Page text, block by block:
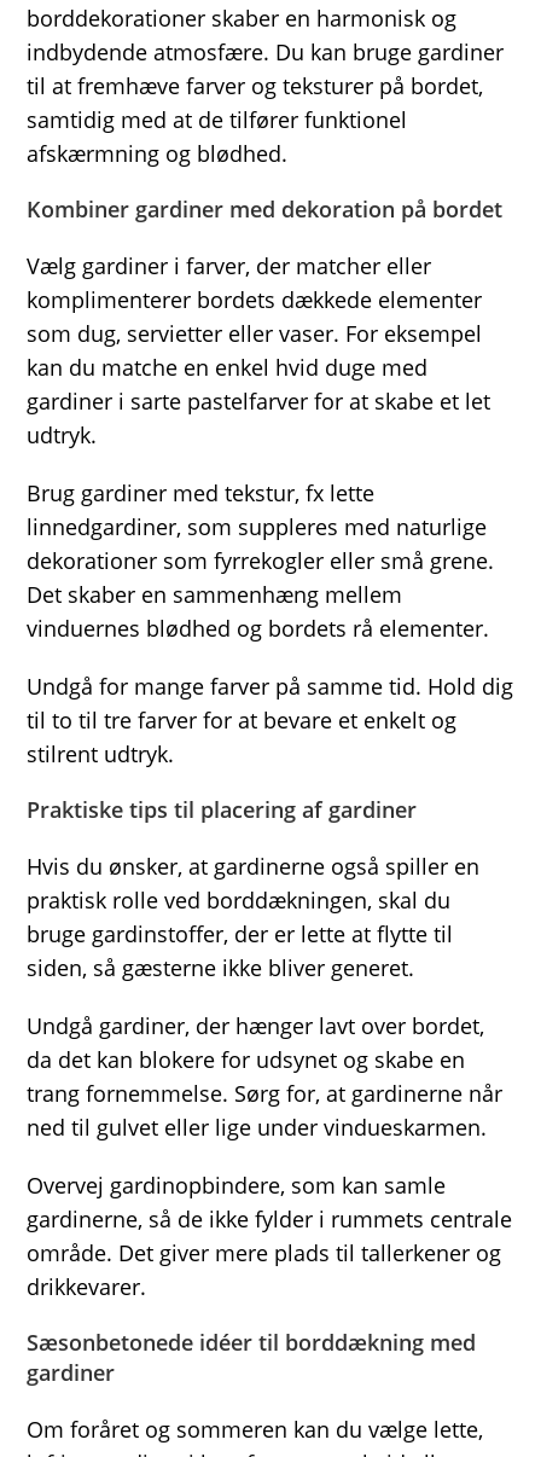
borddekorationer skaber en harmonisk og
indbydende atmosfære. Du kan bruge gardiner
til at fremhæve farver og teksturer på bordet,
samtidig med at de tilfører funktionel
afskærmning og blødhed.
Kombiner gardiner med dekoration på bordet
Vælg gardiner i farver, der matcher eller
komplimenterer bordets dækkede elementer
som dug, servietter eller vaser. For eksempel
kan du matche en enkel hvid duge med
gardiner i sarte pastelfarver for at skabe et let
udtryk.
Brug gardiner med tekstur, fx lette
linnedgardiner, som suppleres med naturlige
dekorationer som fyrrekogler eller små grene.
Det skaber en sammenhæng mellem
vinduernes blødhed og bordets rå elementer.
Undgå for mange farver på samme tid. Hold dig
til to til tre farver for at bevare et enkelt og
stilrent udtryk.
Praktiske tips til placering af gardiner
Hvis du ønsker, at gardinerne også spiller en
praktisk rolle ved borddækningen, skal du
bruge gardinstoffer, der er lette at flytte til
siden, så gæsterne ikke bliver generet.
Undgå gardiner, der hænger lavt over bordet,
da det kan blokere for udsynet og skabe en
trang fornemmelse. Sørg for, at gardinerne når
ned til gulvet eller lige under vindueskarmen.
Overvej gardinopbindere, som kan samle
gardinerne, så de ikke fylder i rummets centrale
område. Det giver mere plads til tallerkener og
drikkevarer.
Sæsonbetonede idéer til borddækning med
gardiner
Om foråret og sommeren kan du vælge lette,